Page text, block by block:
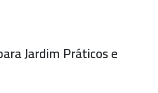
Jardim Práticos e